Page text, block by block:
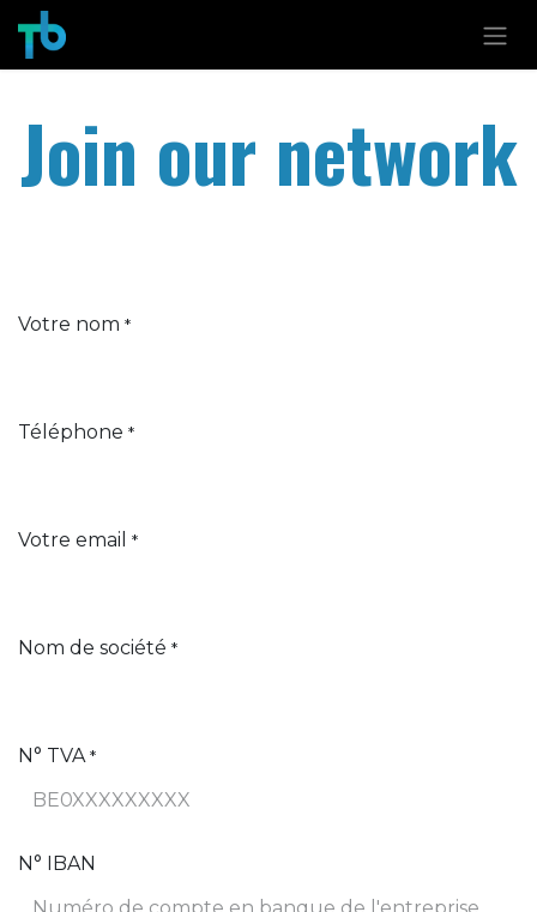
Se rendre au contenu
Join our network
Votre nom *
Téléphone *
Votre email *
Nom de société *
N° TVA *
N° IBAN